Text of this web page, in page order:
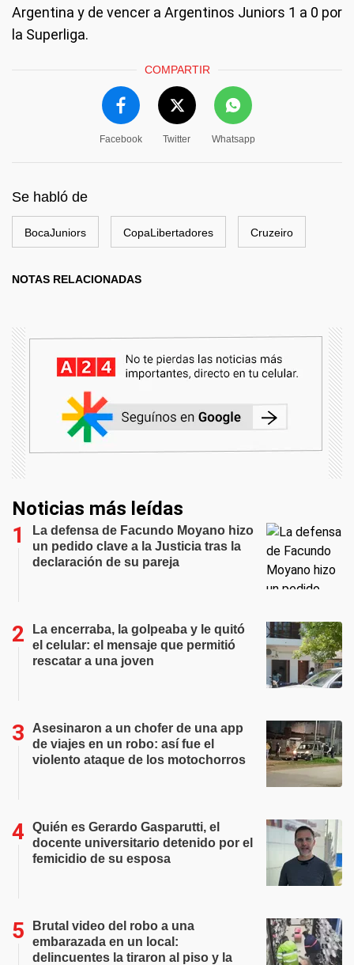
Argentina y de vencer a Argentinos Juniors 1 a 0 por
la Superliga.
COMPARTIR
Facebook Twitter Whatsapp
Se habló de
BocaJuniors CopaLibertadores Cruzeiro
NOTAS RELACIONADAS
Noticias más leídas
La defensa de Facundo Moyano hizo
un pedido clave a la Justicia tras la
declaración de su pareja
La encerraba, la golpeaba y le quitó
el celular: el mensaje que permitió
rescatar a una joven
Asesinaron a un chofer de una app
de viajes en un robo: así fue el
violento ataque de los motochorros
Quién es Gerardo Gasparutti, el
docente universitario detenido por el
femicidio de su esposa
Brutal video del robo a una
embarazada en un local:
delincuentes la tiraron al piso y la